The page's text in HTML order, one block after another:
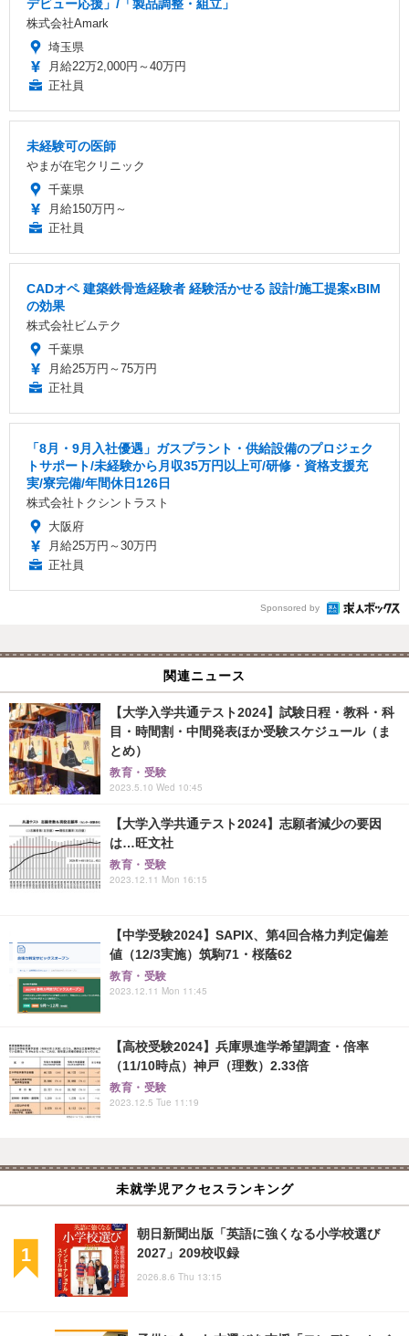
デビュー応援」/「製品調整・組立」
株式会社Amark
埼玉県
月給22万2,000円～40万円
正社員
未経験可の医師
やまが在宅クリニック
千葉県
月給150万円～
正社員
CADオペ 建築鉄骨造経験者 経験活かせる 設計/施工提案xBIM
の効果
株式会社ビムテク
千葉県
月給25万円～75万円
正社員
「8月・9月入社優遇」ガスプラント・供給設備のプロジェク
トサポート/未経験から月収35万円以上可/研修・資格支援充
実/寮完備/年間休日126日
株式会社トクシントラスト
大阪府
月給25万円～30万円
正社員
Sponsored by
関連ニュース
【大学入学共通テスト2024】試験日程・教科・科
目・時間割・中間発表ほか受験スケジュール（ま
とめ）
教育・受験
2023.5.10 Wed 10:45
【大学入学共通テスト2024】志願者減少の要因
は…旺文社
教育・受験
2023.12.11 Mon 16:15
【中学受験2024】SAPIX、第4回合格力判定偏差
値（12/3実施）筑駒71・桜蔭62
教育・受験
2023.12.11 Mon 11:45
【高校受験2024】兵庫県進学希望調査・倍率
（11/10時点）神戸（理数）2.33倍
教育・受験
2023.12.5 Tue 11:19
未就学児アクセスランキング
朝日新聞出版「英語に強くなる小学校選び
2027」209校収録
2026.8.6 Thu 13:15